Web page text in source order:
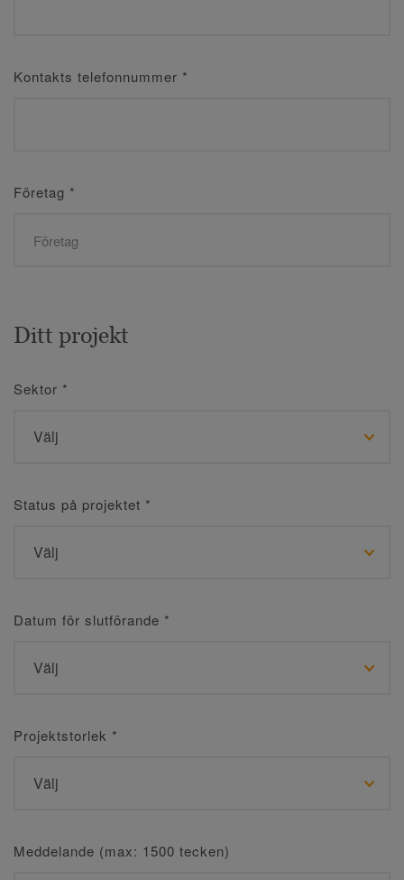
Kontakts telefonnummer *
Företag *
Ditt projekt
Sektor *
Status på projektet *
Datum för slutförande *
Projektstorlek *
Meddelande (max: 1500 tecken)